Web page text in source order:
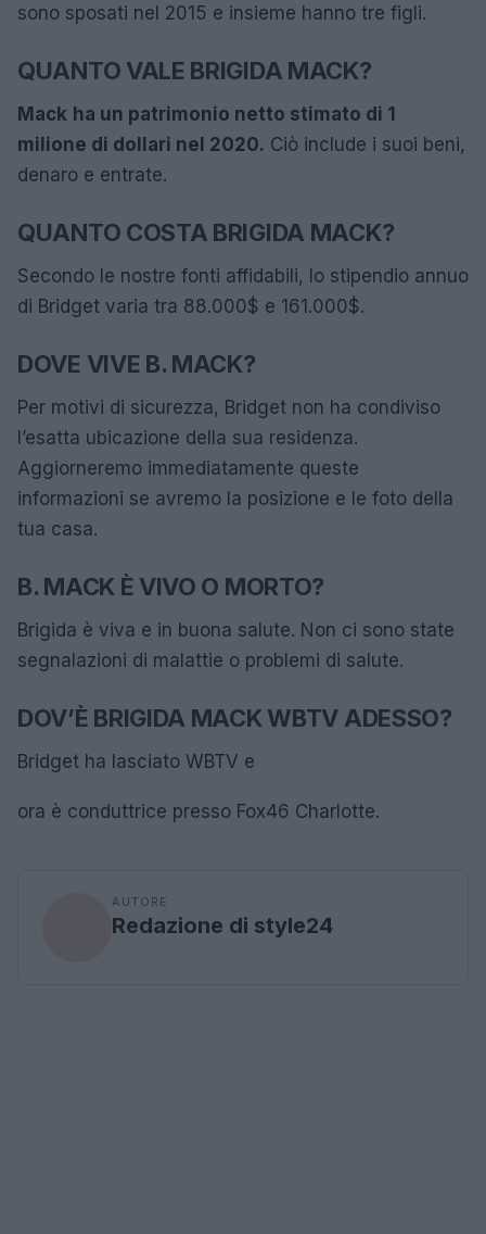
sono sposati nel 2015 e insieme hanno tre figli.
QUANTO VALE BRIGIDA MACK?
Mack ha un patrimonio netto stimato di 1
milione di dollari nel 2020. Ciò include i suoi beni,
denaro e entrate.
QUANTO COSTA BRIGIDA MACK?
Secondo le nostre fonti affidabili, lo stipendio annuo
di Bridget varia tra 88.000$ e 161.000$.
DOVE VIVE B. MACK?
Per motivi di sicurezza, Bridget non ha condiviso
l’esatta ubicazione della sua residenza.
Aggiorneremo immediatamente queste
informazioni se avremo la posizione e le foto della
tua casa.
B. MACK È VIVO O MORTO?
Brigida è viva e in buona salute. Non ci sono state
segnalazioni di malattie o problemi di salute.
DOV’È BRIGIDA MACK WBTV ADESSO?
Bridget ha lasciato WBTV e
ora è conduttrice presso Fox46 Charlotte.
AUTORE
Redazione di style24